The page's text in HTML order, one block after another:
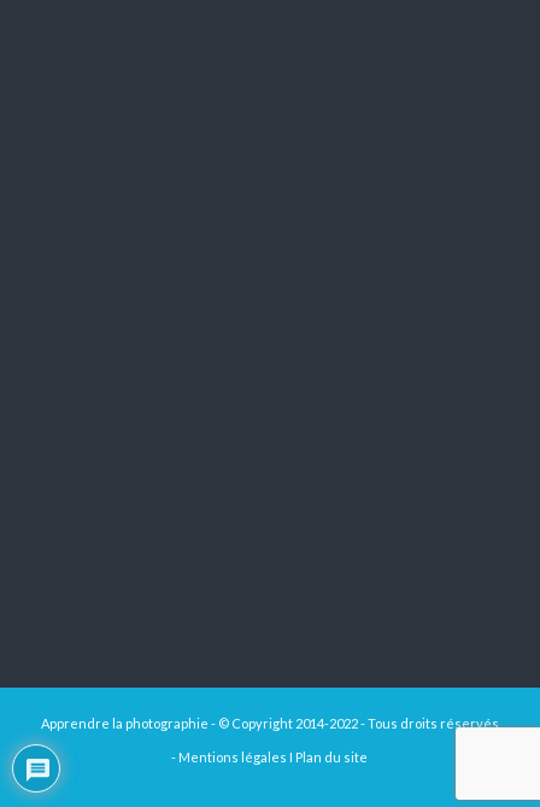
Apprendre la photographie - © Copyright 2014-2022 - Tous droits réservés
- Mentions légales I Plan du site